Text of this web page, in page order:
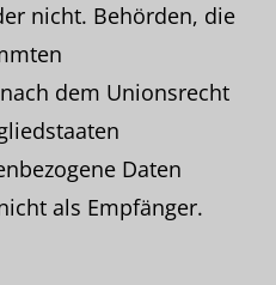
nicht. Behörden, die
dem Unionsrecht
Daten
als Empfänger.